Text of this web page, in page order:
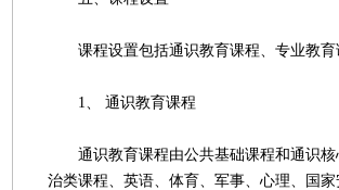
课程设置包括通识教育课程、专业教育
1、 通识教育课程
通识教育课程由公共基础课程和通识核
治类课程、英语、体育、军事、心理、国